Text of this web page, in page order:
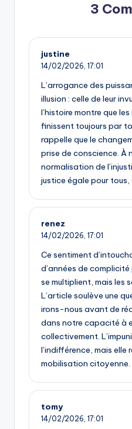
3
justine
14/02/2026, 17:01
L’arrogance des
illusion : celle de leur
l’histoire montre que
finissent toujours par
rappelle que le
prise de conscience. À
normalisation de
justice égale pour
renez
14/02/2026, 17:01
Ce sentiment
d’années de
se multiplient, mais les
L’article soulève une
irons-nous avant de
dans notre capacité à
collectivement.
l’indifférence, mais elle
mobilisation citoyenne.
tomy
14/02/2026, 17:01